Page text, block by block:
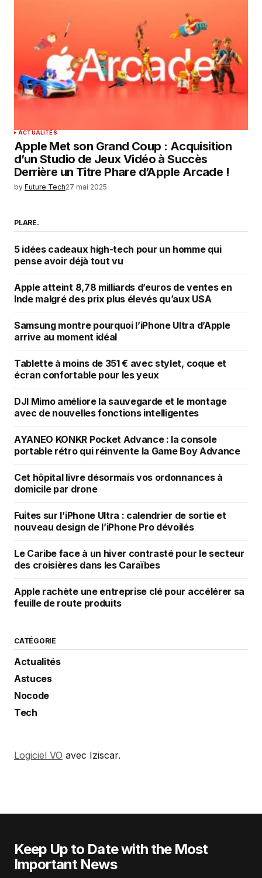
ACTUALITÉS
Apple Met son Grand Coup : Acquisition
d’un Studio de Jeux Vidéo à Succès
Derrière un Titre Phare d’Apple Arcade !
by Future Tech27 mai 2025
PLARE.
5 idées cadeaux high-tech pour un homme qui
pense avoir déjà tout vu
Apple atteint 8,78 milliards d’euros de ventes en
Inde malgré des prix plus élevés qu’aux USA
Samsung montre pourquoi l’iPhone Ultra d’Apple
arrive au moment idéal
Tablette à moins de 351 € avec stylet, coque et
écran confortable pour les yeux
DJI Mimo améliore la sauvegarde et le montage
avec de nouvelles fonctions intelligentes
AYANEO KONKR Pocket Advance : la console
portable rétro qui réinvente la Game Boy Advance
Cet hôpital livre désormais vos ordonnances à
domicile par drone
Fuites sur l’iPhone Ultra : calendrier de sortie et
nouveau design de l’iPhone Pro dévoilés
Le Caribe face à un hiver contrasté pour le secteur
des croisières dans les Caraïbes
Apple rachète une entreprise clé pour accélérer sa
feuille de route produits
CATÉGORIE
Actualités
Astuces
Nocode
Tech
Logiciel VO avec Iziscar.
Keep Up to Date with the Most
Important News